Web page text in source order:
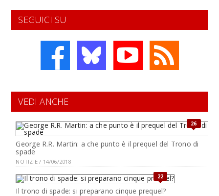
SEGUICI SU
VEDI ANCHE
26
George R.R. Martin: a che punto è il prequel del Trono di
spade
NOTIZIE / 14/06/2018
22
Il trono di spade: si preparano cinque prequel?